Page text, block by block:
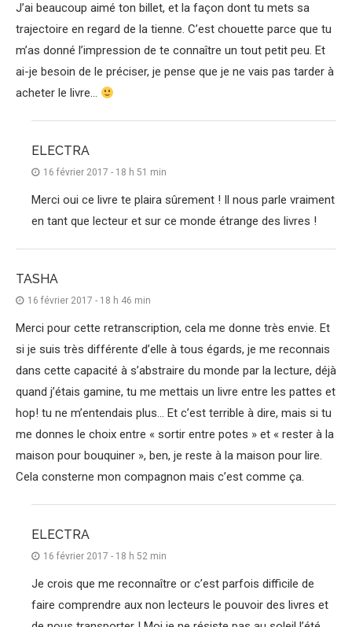
J’ai beaucoup aimé ton billet, et la façon dont tu mets sa
trajectoire en regard de la tienne. C’est chouette parce que tu
m’as donné l’impression de te connaître un tout petit peu. Et
ai-je besoin de le préciser, je pense que je ne vais pas tarder à
acheter le livre…
ELECTRA
16 février 2017 - 18 h 51 min
Merci oui ce livre te plaira sûrement ! Il nous parle vraiment
en tant que lecteur et sur ce monde étrange des livres !
TASHA
16 février 2017 - 18 h 46 min
Merci pour cette retranscription, cela me donne très envie. Et
si je suis très différente d’elle à tous égards, je me reconnais
dans cette capacité à s’abstraire du monde par la lecture, déjà
quand j’étais gamine, tu me mettais un livre entre les pattes et
hop! tu ne m’entendais plus… Et c’est terrible à dire, mais si tu
me donnes le choix entre « sortir entre potes » et « rester à la
maison pour bouquiner », ben, je reste à la maison pour lire.
Cela consterne mon compagnon mais c’est comme ça.
ELECTRA
16 février 2017 - 18 h 52 min
Je crois que me reconnaître or c’est parfois difficile de
faire comprendre aux non lecteurs le pouvoir des livres et